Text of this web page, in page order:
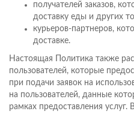
получателей заказов,
доставку еды и других
курьеров-партнеров,
доставке.
Настоящая Политика также
пользователей, которые
при подачи заявок на
на пользователей, данные
рамках предоставления услуг.